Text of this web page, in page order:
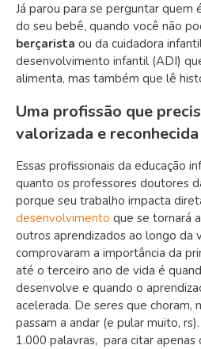
Já parou para se perguntar quem
do seu bebê, quando você não
berçarista ou da cuidadora
desenvolvimento infantil (ADI)
alimenta, mas também que lê
Uma profissão que
valorizada e reconhecida
Essas profissionais da educação
quanto os professores doutores
porque seu trabalho impacta
desenvolvimento que se tornará
outros aprendizados ao longo da
comprovaram a importância da
até o terceiro ano de vida é
desenvolve e quando o
acelerada. De seres que choram,
passam a andar (e pular muito,
1.000 palavras, para citar apenas